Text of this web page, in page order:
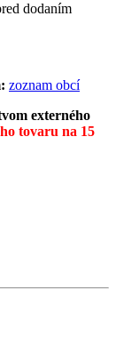
dodaním
zoznam obcí
externého
tovaru na 15